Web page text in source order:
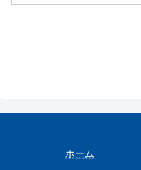
ホーム